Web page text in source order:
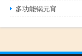
多功能锅元宵